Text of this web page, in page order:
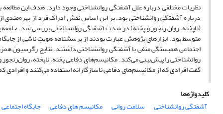
نظریات مختلفی درباره علل آشفتگی روانشناختی وجود دارد. هدف این
درباره آشفتگی روانشناختی بود. بر این اساس نقش ادراک فرد از بهره‌مندی
متوسط بود. ابزارهای پژوهش عبارت بودند از پرسشنامه هویتِ ناشی از
روانشناختی را پیش‌بینی می‌کند. مکانیسم‌های دفاعی پخته، ناپخته،
گفت افرادی که از مکانیسم‌های دفاعی ناسازگارانه استفاده می‌کنند و
کلیدواژه‌ها
آشفتگی روانشناختی
سلامت روانی مکانیسم های دفاعی
جایگاه اجتماعی